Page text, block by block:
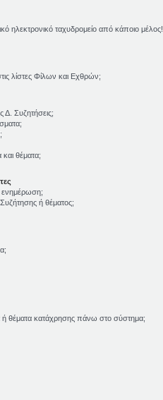
ηλεκτρονικό ταχυδρομείο από κάποιο μέλος!
λίστες Φίλων και Εχθρών;
Συζητήσεις;
θέματα;
ενημέρωση;
ή θέματος;
ή θέματα κατάχρησης πάνω στο σύστημα;